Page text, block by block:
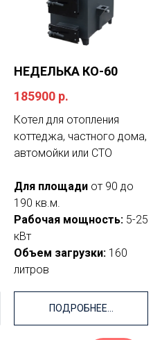
НЕДЕЛЬКА КО-60
185900 р.
Котел для отопления
коттеджа, частного дома,
автомойки или СТО
Для площади от 90 до
190 кв.м.
Рабочая мощность: 5-25
кВт
Объем загрузки: 160
литров
ПОДРОБНЕЕ...